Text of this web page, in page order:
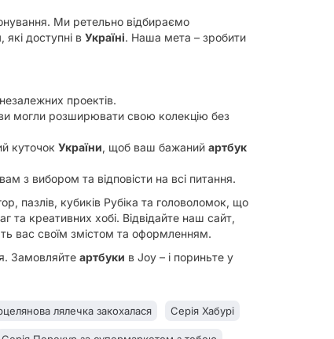
Ми ретельно відбираємо
, які доступні в Україні. Наша мета – зробити
проектів.
могли розширювати свою колекцію без
куточок України, щоб ваш бажаний артбук
з вибором та відповісти на всі питання.
пазлів, кубиків Рубіка та головоломок, що
та креативних хобі. Відвідайте наш сайт,
вас своїм змістом та оформленням.
Замовляйте артбуки в Joy – і пориньте у
лялечка закохалася Серія Хабурі